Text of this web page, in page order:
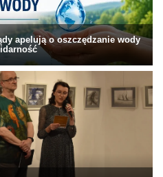
apelują o oszczędzanie wody